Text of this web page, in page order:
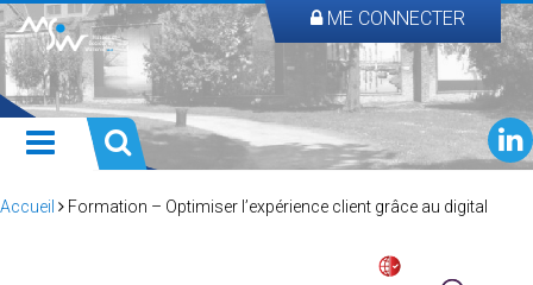
ME CONNECTER
Accueil Formation – Optimiser l’expérience client grâce au digital